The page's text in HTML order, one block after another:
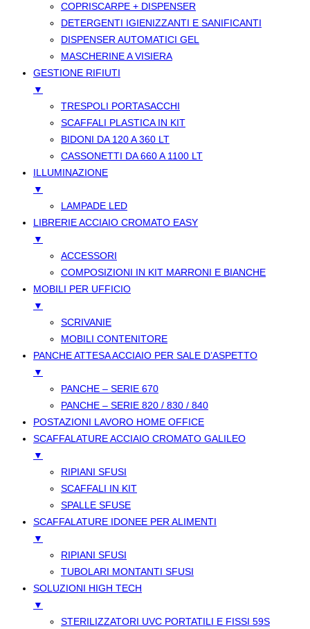
COPRISCARPE + DISPENSER
DETERGENTI IGIENIZZANTI E SANIFICANTI
DISPENSER AUTOMATICI GEL
MASCHERINE A VISIERA
GESTIONE RIFIUTI
▼
TRESPOLI PORTASACCHI
SCAFFALI PLASTICA IN KIT
BIDONI DA 120 A 360 LT
CASSONETTI DA 660 A 1100 LT
ILLUMINAZIONE
▼
LAMPADE LED
LIBRERIE ACCIAIO CROMATO EASY
▼
ACCESSORI
COMPOSIZIONI IN KIT MARRONI E BIANCHE
MOBILI PER UFFICIO
▼
SCRIVANIE
MOBILI CONTENITORE
PANCHE ATTESA ACCIAIO PER SALE D’ASPETTO
▼
PANCHE – SERIE 670
PANCHE – SERIE 820 / 830 / 840
POSTAZIONI LAVORO HOME OFFICE
SCAFFALATURE ACCIAIO CROMATO GALILEO
▼
RIPIANI SFUSI
SCAFFALI IN KIT
SPALLE SFUSE
SCAFFALATURE IDONEE PER ALIMENTI
▼
RIPIANI SFUSI
TUBOLARI MONTANTI SFUSI
SOLUZIONI HIGH TECH
▼
STERILIZZATORI UVC PORTATILI E FISSI 59S